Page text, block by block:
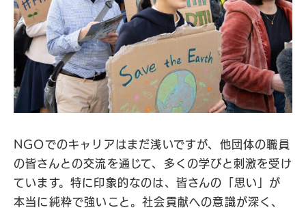
NGOでのキャリアはまだ浅いですが、他団体の職員
の皆さんとの交流を通じて、多くの学びと刺激を受け
ています。特に印象的なのは、皆さんの「思い」が
本当に純粋で強いこと。社会貢献への意識が深く、